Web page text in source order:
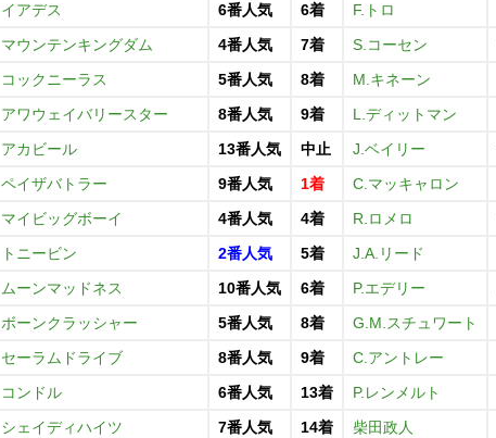
イアデス 6番人気 6着 F.トロ
マウンテンキングダム 4番人気 7着 S.コーセン
コックニーラス 5番人気 8着 M.キネーン
アワウェイバリースター 8番人気 9着 L.ディットマン
アカビール 13番人気 中止 J.ベイリー
ペイザバトラー 9番人気 1着 C.マッキャロン
マイビッグボーイ 4番人気 4着 R.ロメロ
トニービン 2番人気 5着 J.A.リード
ムーンマッドネス 10番人気 6着 P.エデリー
ボーンクラッシャー 5番人気 8着 G.M.スチュワート
セーラムドライブ 8番人気 9着 C.アントレー
コンドル 6番人気 13着 P.レンメルト
シェイディハイツ 7番人気 14着 柴田政人